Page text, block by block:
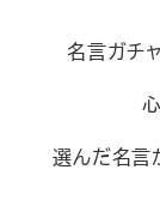
名言ガチ
選んだ名言